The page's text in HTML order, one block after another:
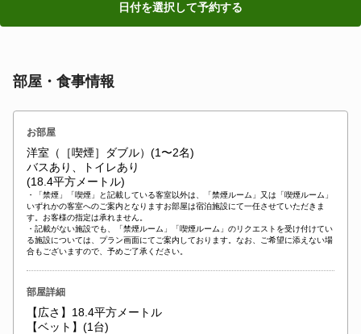
日付を選択して予約する
部屋・食事情報
お部屋
洋室（［喫煙］ダブル）(1〜2名)
バスあり、トイレあり
(18.4平方メートル)
・「禁煙」「喫煙」と記載している客室以外は、「禁煙ルーム」又は「喫煙ルーム」
いずれかの客室へのご案内となりますお部屋は宿泊施設にて一任させていただきま
す。お客様の指定は承れません。
・記載がない施設でも、「禁煙ルーム」「喫煙ルーム」のリクエストを受け付けてい
る施設については、プラン画面にてご案内しております。なお、ご希望に添えない場
合もございますので、予めご了承ください。
部屋詳細
【広さ】18.4平方メートル
【ベット】(1台)